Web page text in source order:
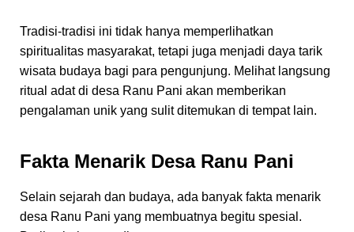
Tradisi-tradisi ini tidak hanya memperlihatkan
spiritualitas masyarakat, tetapi juga menjadi daya tarik
wisata budaya bagi para pengunjung. Melihat langsung
ritual adat di desa Ranu Pani akan memberikan
pengalaman unik yang sulit ditemukan di tempat lain.
Fakta Menarik Desa Ranu Pani
Selain sejarah dan budaya, ada banyak fakta menarik
desa Ranu Pani yang membuatnya begitu spesial.